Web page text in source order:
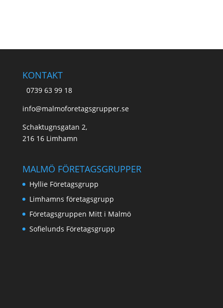
KONTAKT
0739 63 99 18
info@malmoforetagsgrupper.se
Schaktugnsgatan 2,
216 16 Limhamn
MALMÖ FÖRETAGSGRUPPER
Hyllie Företagsgrupp
Limhamns företagsgrupp
Företagsgruppen Mitt i Malmö
Sofielunds Företagsgrupp